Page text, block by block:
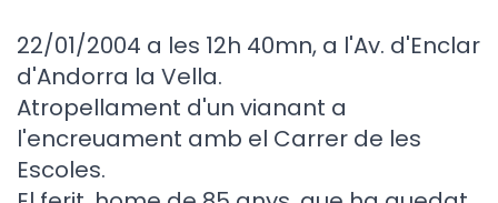
22/01/2004 a les 12h 40mn, a l'Av. d'Enclar
d'Andorra la Vella.
Atropellament d'un vianant a
l'encreuament amb el Carrer de les
Escoles.